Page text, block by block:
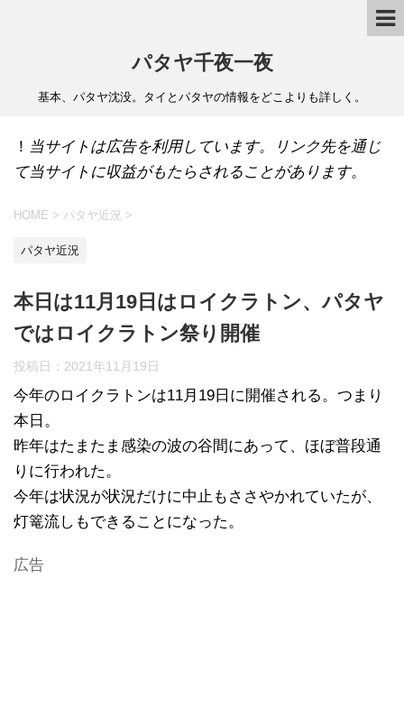
パタヤ千夜一夜
基本、パタヤ沈没。タイとパタヤの情報をどこよりも詳しく。
！ 当サイトは広告を利用しています。リンク先を通じ
て当サイトに収益がもたらされることがあります。
HOME > パタヤ近況 >
パタヤ近況
本日は11月19日はロイクラトン、パタヤ
ではロイクラトン祭り開催
投稿日： 2021年11月19日
今年のロイクラトンは11月19日に開催される。つまり
本日。
昨年はたまたま感染の波の谷間にあって、ほぼ普段通
りに行われた。
今年は状況が状況だけに中止もささやかれていたが、
灯篭流しもできることになった。
広告